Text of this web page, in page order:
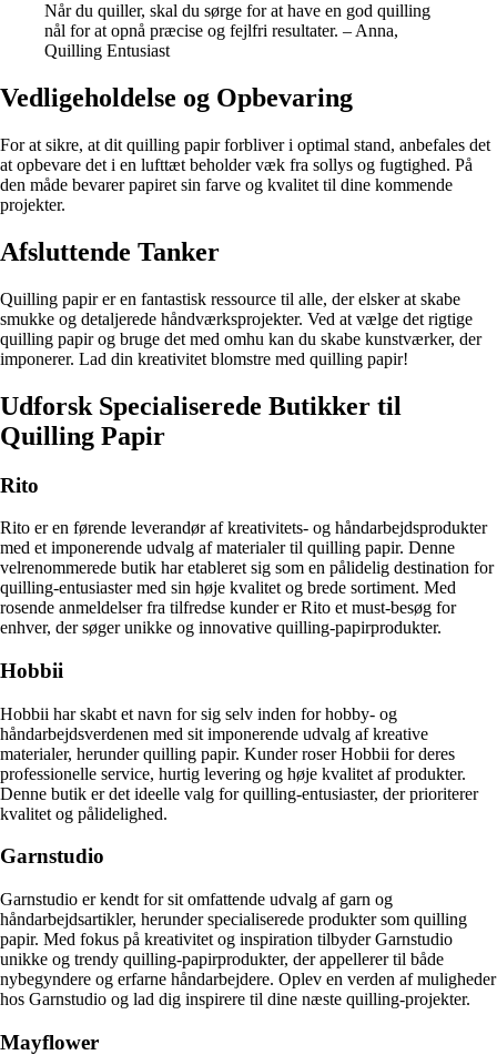
Når du quiller, skal du sørge for at have en god quilling
nål for at opnå præcise og fejlfri resultater. – Anna,
Quilling Entusiast
Vedligeholdelse og Opbevaring
For at sikre, at dit quilling papir forbliver i optimal stand, anbefales det
at opbevare det i en lufttæt beholder væk fra sollys og fugtighed. På
den måde bevarer papiret sin farve og kvalitet til dine kommende
projekter.
Afsluttende Tanker
Quilling papir er en fantastisk ressource til alle, der elsker at skabe
smukke og detaljerede håndværksprojekter. Ved at vælge det rigtige
quilling papir og bruge det med omhu kan du skabe kunstværker, der
imponerer. Lad din kreativitet blomstre med quilling papir!
Udforsk Specialiserede Butikker til
Quilling Papir
Rito
Rito er en førende leverandør af kreativitets- og håndarbejdsprodukter
med et imponerende udvalg af materialer til quilling papir. Denne
velrenommerede butik har etableret sig som en pålidelig destination for
quilling-entusiaster med sin høje kvalitet og brede sortiment. Med
rosende anmeldelser fra tilfredse kunder er Rito et must-besøg for
enhver, der søger unikke og innovative quilling-papirprodukter.
Hobbii
Hobbii har skabt et navn for sig selv inden for hobby- og
håndarbejdsverdenen med sit imponerende udvalg af kreative
materialer, herunder quilling papir. Kunder roser Hobbii for deres
professionelle service, hurtig levering og høje kvalitet af produkter.
Denne butik er det ideelle valg for quilling-entusiaster, der prioriterer
kvalitet og pålidelighed.
Garnstudio
Garnstudio er kendt for sit omfattende udvalg af garn og
håndarbejdsartikler, herunder specialiserede produkter som quilling
papir. Med fokus på kreativitet og inspiration tilbyder Garnstudio
unikke og trendy quilling-papirprodukter, der appellerer til både
nybegyndere og erfarne håndarbejdere. Oplev en verden af muligheder
hos Garnstudio og lad dig inspirere til dine næste quilling-projekter.
Mayflower